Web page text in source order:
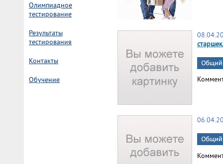
Олимпиадное
тестирование
Результаты
тестирования
Контакты
Обучение